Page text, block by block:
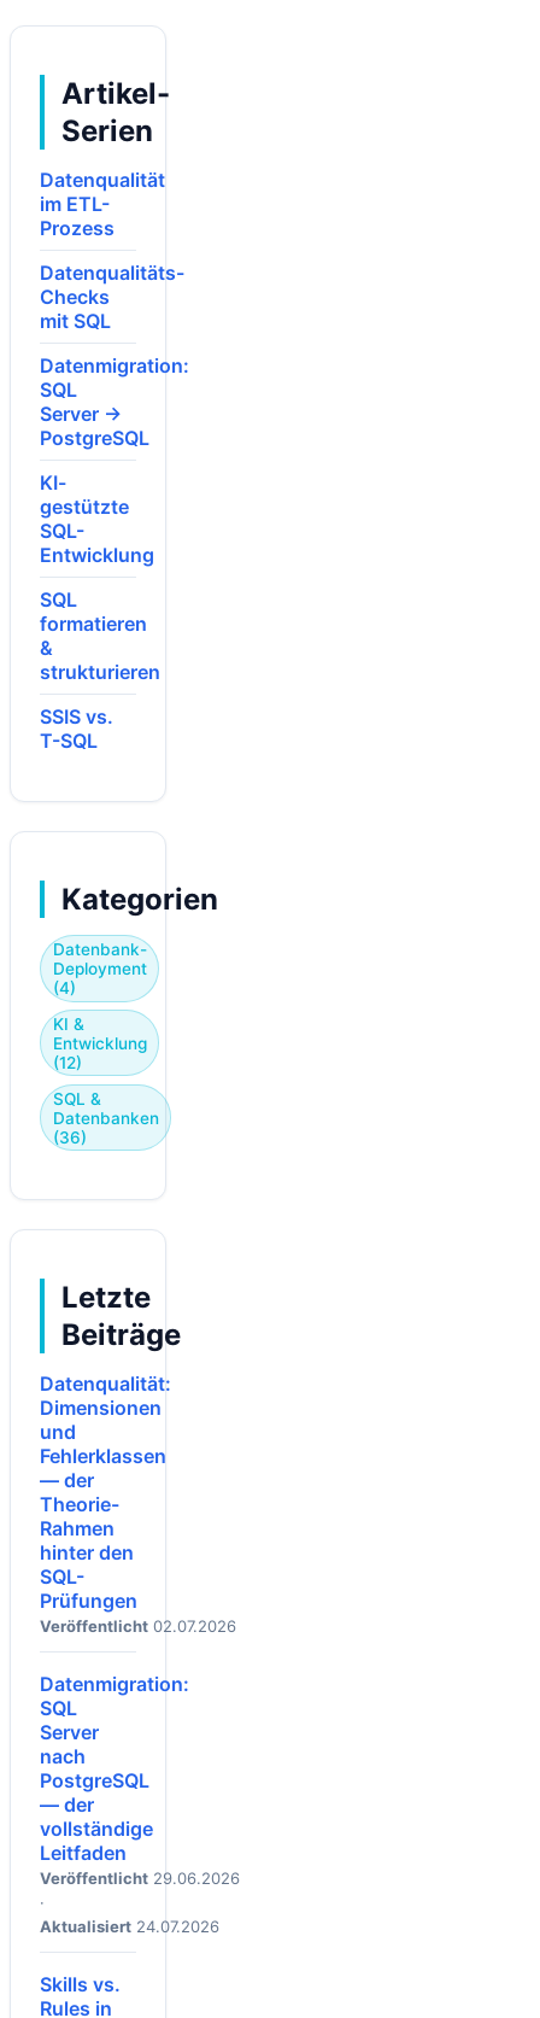
Artikel-
Serien
Datenqualität
im ETL-
Prozess
Datenqualitäts-
Checks
mit SQL
Datenmigration:
SQL
Server →
PostgreSQL
KI-
gestützte
SQL-
Entwicklung
SQL
formatieren
&
strukturieren
SSIS vs.
T-SQL
Kategorien
Datenbank-
Deployment
(4)
KI &
Entwicklung
(12)
SQL &
Datenbanken
(36)
Letzte
Beiträge
Datenqualität:
Dimensionen
und
Fehlerklassen
— der
Theorie-
Rahmen
hinter den
SQL-
Prüfungen
Veröffentlicht 02.07.2026
Datenmigration:
SQL
Server
nach
PostgreSQL
— der
vollständige
Leitfaden
Veröffentlicht 29.06.2026
·
Aktualisiert 24.07.2026
Skills vs.
Rules in